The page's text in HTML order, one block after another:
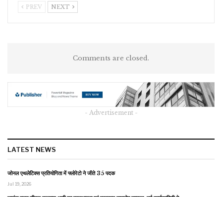
PREV NEXT
Comments are closed.
- Advertisement -
LATEST NEWS
जोनल एथलेटिक्स प्रतियोगिता में फ्लोरेटो ने जीते 35 पदक
Jul 19, 2026